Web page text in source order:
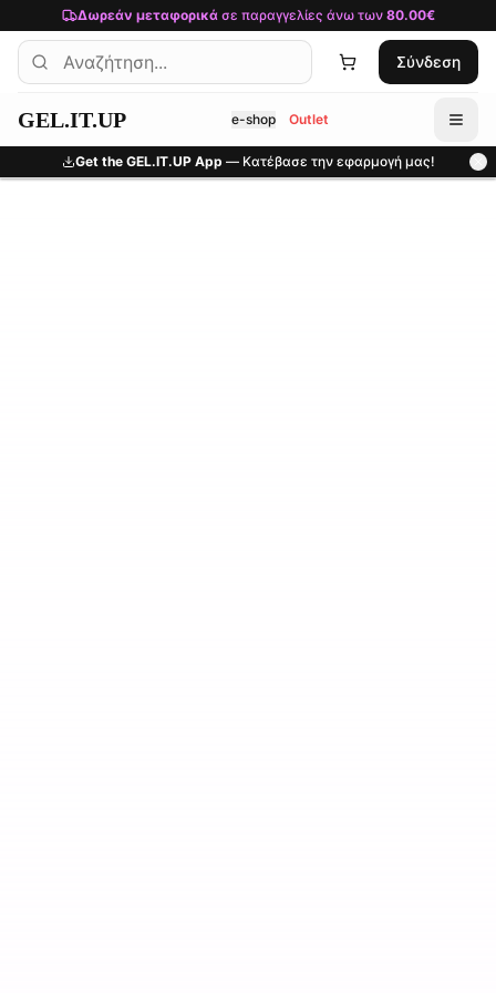
Μετάβαση στο κύριο περιεχόμενο
Δωρεάν μεταφορικάσε παραγγελίες άνω των 80.00€
Σύνδεση
GEL.IT.UP e-shop Outlet
Get the GEL.IT.UP App — Κατέβασε την εφαρμογή μας!